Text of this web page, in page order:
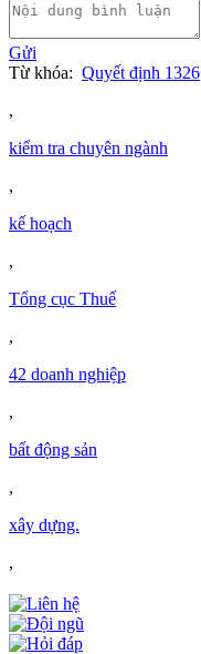
Gửi
Từ khóa: Quyết định 1326
,
kiểm tra chuyên ngành
,
kế hoạch
,
Tổng cục Thuế
,
42 doanh nghiệp
,
bất động sản
,
xây dựng.
,